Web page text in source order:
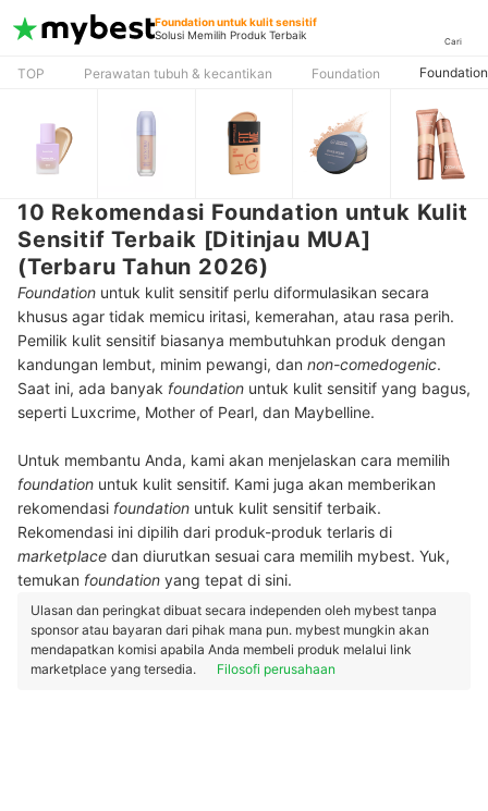
Foundation untuk kulit sensitif
Solusi Memilih Produk Terbaik
Cari
TOP Perawatan tubuh & kecantikan Foundation
10 Rekomendasi Foundation untuk Kulit
Sensitif Terbaik [Ditinjau MUA]
(Terbaru Tahun 2026)
Foundation untuk kulit sensitif perlu diformulasikan secara
khusus agar tidak memicu iritasi, kemerahan, atau rasa perih.
Pemilik kulit sensitif biasanya membutuhkan produk dengan
kandungan lembut, minim pewangi, dan non-comedogenic.
Saat ini, ada banyak foundation untuk kulit sensitif yang bagus,
seperti Luxcrime, Mother of Pearl, dan Maybelline.
Untuk membantu Anda, kami akan menjelaskan cara memilih
foundation untuk kulit sensitif. Kami juga akan memberikan
rekomendasi foundation untuk kulit sensitif terbaik.
Rekomendasi ini dipilih dari produk-produk terlaris di
marketplace dan diurutkan sesuai cara memilih mybest. Yuk,
temukan foundation yang tepat di sini.
Ulasan dan peringkat dibuat secara independen oleh mybest tanpa
sponsor atau bayaran dari pihak mana pun. mybest mungkin akan
mendapatkan komisi apabila Anda membeli produk melalui link
marketplace yang tersedia.
Filosofi perusahaan